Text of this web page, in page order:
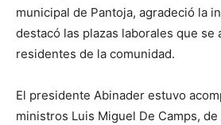
municipal de Pantoja, agradeció la
destacó las plazas laborales que se
residentes de la comunidad.
El presidente Abinader estuvo
ministros Luis Miguel De Camps,